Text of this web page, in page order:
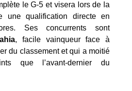
le G-5 et visera lors de la
une qualification directe en
Ses concurrents sont
, facile vainqueur face à
du classement et qui a moitié
que l’avant-dernier du